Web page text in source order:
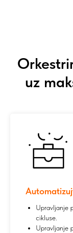
uz
Upravljanje
cikluse.
Upravljanje